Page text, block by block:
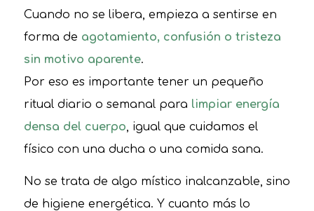
Cuando no se libera, empieza a sentirse en
forma de agotamiento, confusión o tristeza
sin motivo aparente.
Por eso es importante tener un pequeño
ritual diario o semanal para limpiar energía
densa del cuerpo, igual que cuidamos el
físico con una ducha o una comida sana.
No se trata de algo místico inalcanzable, sino
de higiene energética. Y cuanto más lo